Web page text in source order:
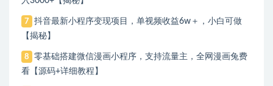
7
抖音最新小程序变现项目，单视频收益6w＋，小白可做
【揭秘】
8
零基础搭建微信漫画小程序，支持流量主，全网漫画兔费
看【源码+详细教程】